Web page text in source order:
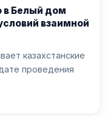
в Белый дом
взаимной
казахстанские
проведения